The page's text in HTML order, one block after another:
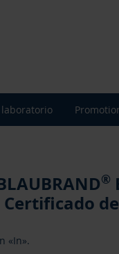
®
«In».